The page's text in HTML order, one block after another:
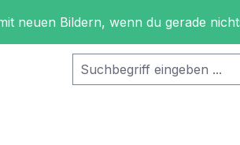
neuen Bildern, wenn du gerade